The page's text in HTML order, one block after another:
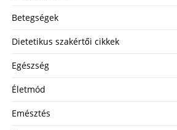
Betegségek
Dietetikus szakértői cikkek
Egészség
Életmód
Emésztés